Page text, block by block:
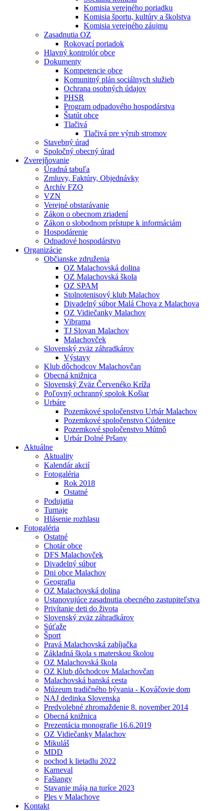
Komisia verejného poriadku
Komisia športu, kultúry a školstva
Komisia verejného záujmu
Zasadnutia OZ
Rokovací poriadok
Hlavný kontrolór obce
Dokumenty
Kompetencie obce
Komunitný plán sociálnych služieb
Ochrana osobných údajov
PHSR
Program odpadového hospodárstva
Štatút obce
Tlačivá
Tlačivá pre výrub stromov
Stavebný úrad
Spoločný obecný úrad
Zverejňovanie
Úradná tabuľa
Zmluvy, Faktúry, Objednávky
Archív FZO
VZN
Verejné obstarávanie
Zákon o obecnom zriadení
Zákon o slobodnom prístupe k informáciám
Hospodárenie
Odpadové hospodárstvo
Organizácie
Občianske združenia
OZ Malachovská dolina
OZ Malachovská škola
OZ SPAM
Stolnotenisový klub Malachov
Divadelný súbor Malá Chova z Malachova
OZ Vidiečanky Malachov
Vibrama
TJ Slovan Malachov
Malachovček
Slovenský zväz záhradkárov
Výstavy
Klub dôchodcov Malachovčan
Obecná knižnica
Slovenský Zväz Červenéko Kríža
Poľovný ochranný spolok Košiar
Urbáre
Pozemkové spoločenstvo Urbár Malachov
Pozemkové spoločenstvo Cúdenice
Pozemkové spoločenstvo Mútnô
Urbár Dolné Pršany
Aktuálne
Aktuality
Kalendár akcií
Fotogaléria
Rok 2018
Ostatné
Podujatia
Turnaje
Hlásenie rozhlasu
Fotogaléria
Ostatné
Chotár obce
DFS Malachovček
Divadelný súbor
Dni obce Malachov
Geografia
OZ Malachovská dolina
Ustanovujúce zasadnutia obecného zastupiteľstva
Privítanie deti do života
Slovenský zväz záhradkárov
Súťaže
Šport
Pravá Malachovská zabíjačka
Základná škola s materskou školou
OZ Malachovská škola
OZ Klub dôchodcov Malachovčan
Malachovská banská cesta
Múzeum tradičného bývania - Kováčovie dom
NAJ dedinka Slovenska
Predvolebné zhromaždenie 8. november 2014
Obecná knižnica
Prezentácia monografie 16.6.2019
OZ Vidiečanky Malachov
Mikuláš
MDD
pochod k lietadlu 2022
Karneval
Fašiangy
Stavanie mája na turíce 2023
Ples v Malachove
Kontakt